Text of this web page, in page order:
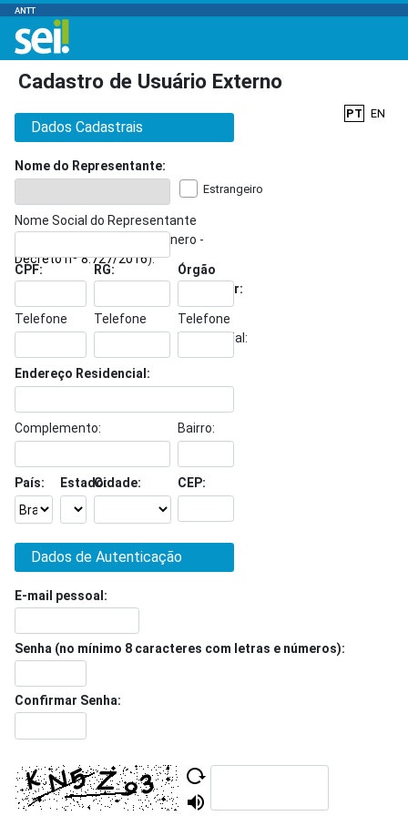
ANTT
Cadastro de Usuário Externo
PT EN
Dados Cadastrais
Nome do Representante:
Estrangeiro
Nome Social do Representante
(opcional, identidade de gênero -
Decreto nº 8.727/2016):
CPF: RG:
Órgão
Expedidor:
Telefone
Comercial:
Telefone
Celular:
Telefone
Residencial:
Endereço Residencial:
Complemento: Bairro:
País: Estado:Cidade: CEP:
Dados de Autenticação
E-mail pessoal:
Senha (no mínimo 8 caracteres com letras e números):
Confirmar Senha: